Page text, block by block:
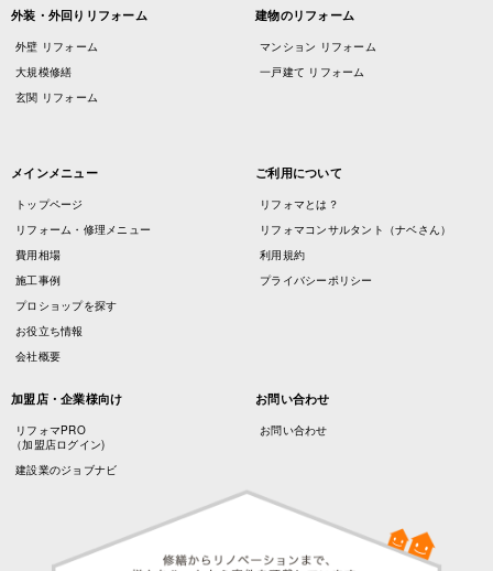
外装・外回りリフォーム
外壁 リフォーム
大規模修繕
玄関 リフォーム
建物のリフォーム
マンション リフォーム
一戸建て リフォーム
メインメニュー
トップページ
リフォーム・修理メニュー
費用相場
施工事例
プロショップを探す
お役立ち情報
会社概要
ご利用について
リフォマとは？
リフォマコンサルタント（ナベさん）
利用規約
プライバシーポリシー
加盟店・企業様向け
リフォマPRO
（加盟店ログイン)
建設業のジョブナビ
お問い合わせ
お問い合わせ